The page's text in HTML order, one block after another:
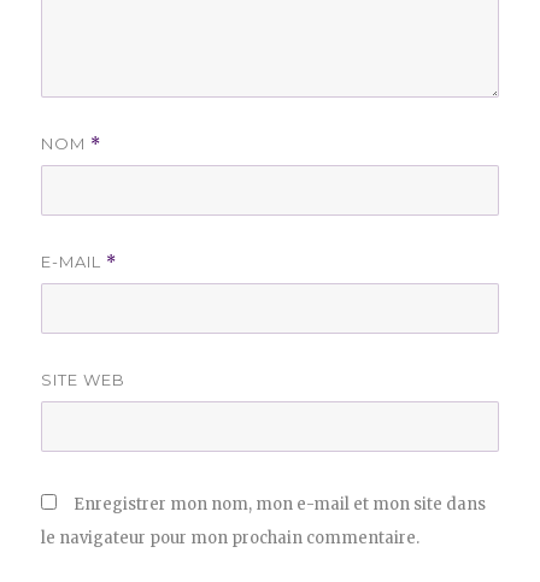
NOM *
E-MAIL *
SITE WEB
Enregistrer mon nom, mon e-mail et mon site dans
le navigateur pour mon prochain commentaire.